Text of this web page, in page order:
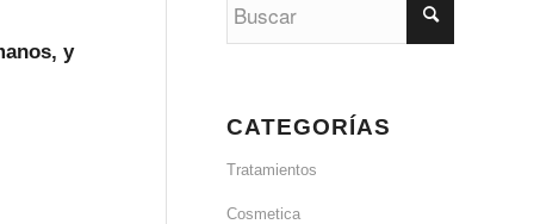
y
CATEGORÍAS
Tratamientos
Cosmetica